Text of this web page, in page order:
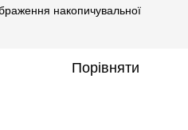
накопичувальної
Порівняти